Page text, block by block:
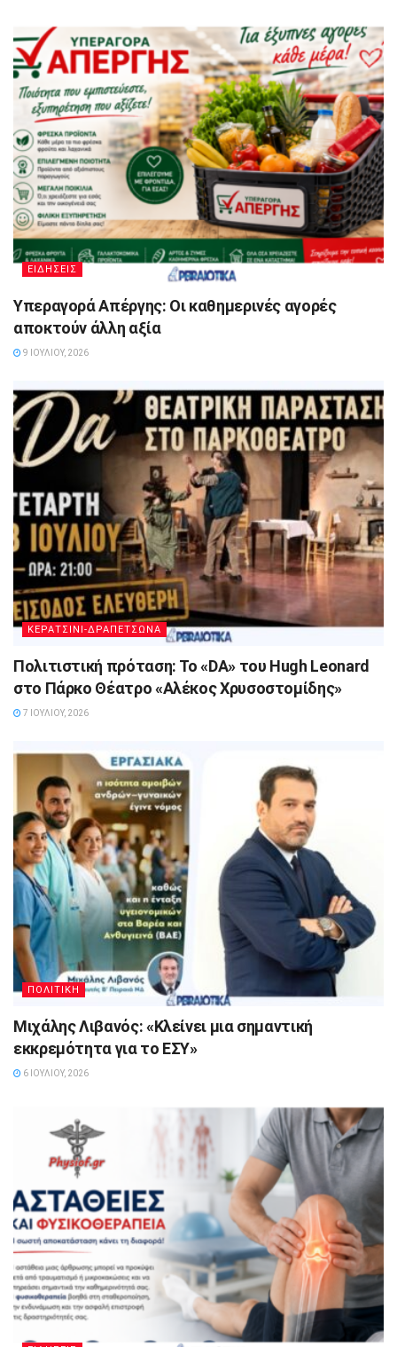
ΕΙΔΗΣΕΙΣ
Υπεραγορά Απέργης: Οι καθημερινές αγορές
αποκτούν άλλη αξία
9 ΙΟΥΛΊΟΥ, 2026
ΚΕΡΑΤΣΙΝΙ-ΔΡΑΠΕΤΣΩΝΑ
Πολιτιστική πρόταση: Το «DA» του Hugh Leonard
στο Πάρκο Θέατρο «Αλέκος Χρυσοστομίδης»
7 ΙΟΥΛΊΟΥ, 2026
ΠΟΛΙΤΙΚΗ
Μιχάλης Λιβανός: «Κλείνει μια σημαντική
εκκρεμότητα για το ΕΣΥ»
6 ΙΟΥΛΊΟΥ, 2026